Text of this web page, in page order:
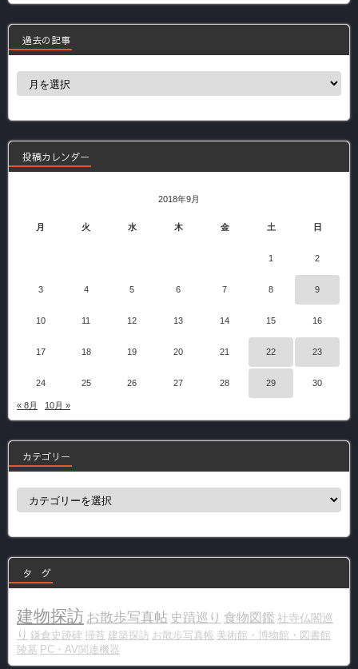
過去の記事
過
事
投稿カレンダー
2018年9月
月 火 水 木 金 土 日
1 2
3 4 5 6 7 8 9
10 11 12 13 14 15 16
17 18 19 20 21 22 23
24 25 26 27 28 29 30
« 8月 10月 »
カテゴリー
カ
ー
タ グ
建物探訪 お散歩写真帖 史蹟巡り 食物図鑑 社寺仏閣巡
り 鎌倉史跡碑 掃苔 建築探訪 お散歩写真帳 美術館・博物館・図書館
陵墓 PC・AV関連機器